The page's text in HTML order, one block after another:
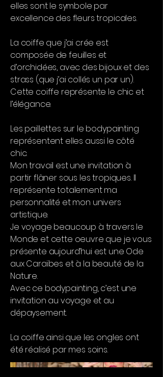
elles sont le symbole par
excellence des fleurs tropicales.
La coiffe que j’ai crée est
composée de feuilles et
d’orchidées, avec des bijoux et des
strass (que j’ai collés un par un).
Cette coiffe représente le chic et
l’élégance.
Les paillettes sur le bodypainting
représentent elles aussi le côté
chic.
Mon travail est une invitation à
partir flâner sous les tropiques. Il
représente totalement ma
personnalité et mon univers
artistique.
Je voyage beaucoup à travers le
Monde et cette oeuvre que je vous
présente aujourd’hui est une Ode
aux Caraïbes et à la beauté de la
Nature.
Avec ce bodypainting, c’est une
invitation au voyage et au
dépaysement.
La coiffe ainsi que les ongles ont
été réalisé par mes soins.